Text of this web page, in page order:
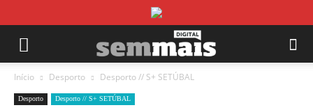
Início Desporto Desporto // S+ SETÚBAL
Desporto Desporto // S+ SETÚBAL